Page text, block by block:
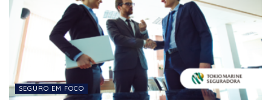
SEGURO EM FOCO